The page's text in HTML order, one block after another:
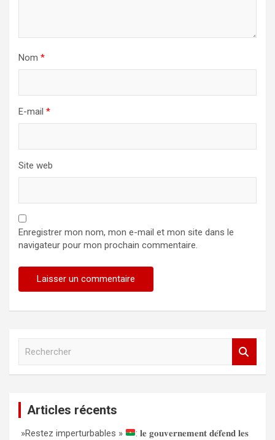
Nom *
E-mail *
Site web
Enregistrer mon nom, mon e-mail et mon site dans le
navigateur pour mon prochain commentaire.
c
h
Articles récents
»Restez imperturbables »
: 𝐥𝐞 𝐠𝐨𝐮𝐯𝐞𝐫𝐧𝐞𝐦𝐞𝐧𝐭 𝐝𝐞́𝐟𝐞𝐧𝐝 𝐥𝐞𝐬